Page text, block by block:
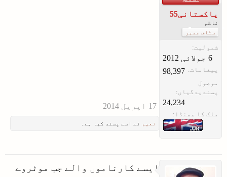
پاکستانی55
ناظم
سٹاف ممبر
شمولیت:
پیغامات: 98,397
موصول
پسندیدگیاں:
24,234
ملک کا جھنڈا:
نعیم نے اسے پسند کیا ہے۔
ایسے کارناموں والے جب موٹروے